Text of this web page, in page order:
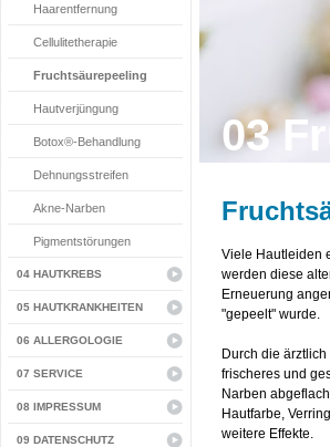
Viele Hautleiden
werden diese
Erneuerung
"gepeelt" wurde.
Durch die
frischeres und
Narben
Hautfarbe,
weitere Effekte.
03
Haarentfernung
Cellulitetherapie
Fruchtsäurepeeling
Hautverjüngung
Botox®-Behandlung
Dehnungsstreifen
Akne-Narben
Pigmentstörungen
04 HAUTKREBS
05 HAUTKRANKHEITEN
06 ALLERGOLOGIE
07 SERVICE
08 IMPRESSUM
09 DATENSCHUTZ